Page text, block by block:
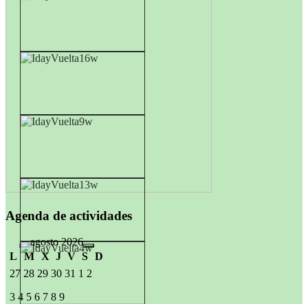
Agenda de actividades
agosto 2026
L
M X J V S D
27 28 29 30 31 1 2
3 4 5 6 7 8 9